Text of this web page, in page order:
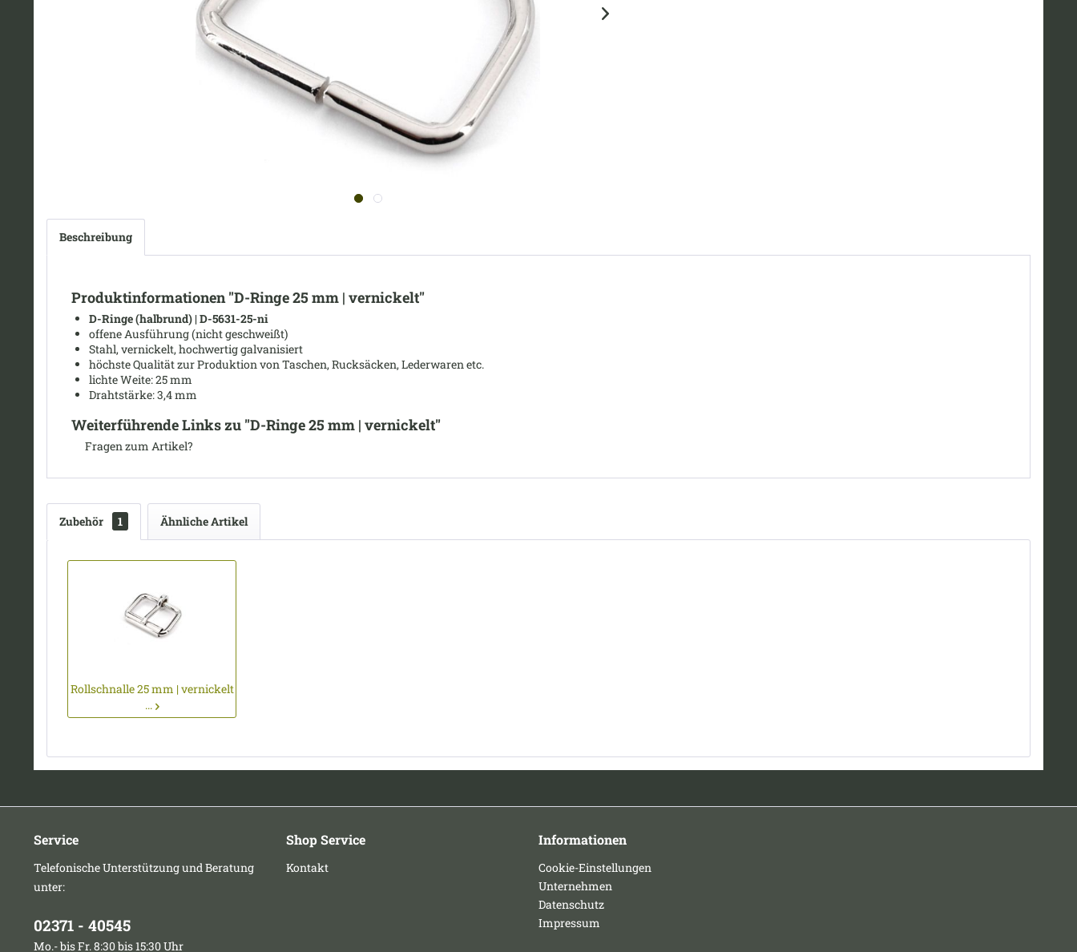
Beschreibung
Produktinformationen "D-Ringe 25 mm | vernickelt"
D-Ringe (halbrund) | D-5631-25-ni
offene Ausführung (nicht geschweißt)
Stahl, vernickelt, hochwertig galvanisiert
höchste Qualität zur Produktion von Taschen, Rucksäcken, Lederwaren etc.
lichte Weite: 25 mm
Drahtstärke: 3,4mm
Weiterführende Links zu "D-Ringe 25 mm | vernickelt"
Fragen zum Artikel?
Zubehör 1 Ähnliche Artikel
Rollschnalle 25 mm | vernickelt
...
Service
Telefonische Unterstützung und Beratung
unter:
02371 - 40545
Mo.- bis Fr. 8:30 bis 15:30 Uhr
Shop Service
Kontakt
Informationen
Cookie-Einstellungen
Unternehmen
Datenschutz
Impressum